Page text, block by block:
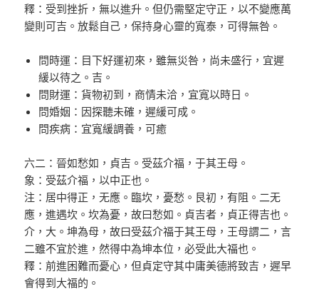
釋：受到挫折，無以進升。但仍需堅定守正，以不變應萬
變則可吉。放鬆自己，保持身心靈的寬泰，可得無咎。
問時運：目下好運初來，雖無災咎，尚未盛行，宜遲
緩以待之。吉。
問財運：貨物初到，商情未洽，宜寬以時日。
問婚姻：因探聽未確，遲緩可成。
問疾病：宜寬緩調養，可癒
六二：晉如愁如，貞吉。受茲介福，于其王母。
象：受茲介福，以中正也。
注：居中得正，无應。臨坎，憂愁。艮初，有阻。二无
應，進遇坎。坎為憂，故曰愁如。貞吉者，貞正得吉也。
介，大。坤為母，故曰受茲介福于其王母，王母謂二，言
二雖不宜於進，然得中為坤本位，必受此大福也。
釋：前進困難而憂心，但貞定守其中庸美德將致吉，遲早
會得到大福的。